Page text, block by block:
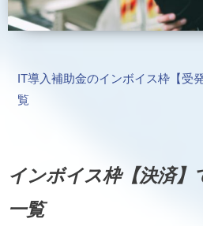
IT導入補助金のインボイス枠【受
覧
インボイス枠【決済】
一覧